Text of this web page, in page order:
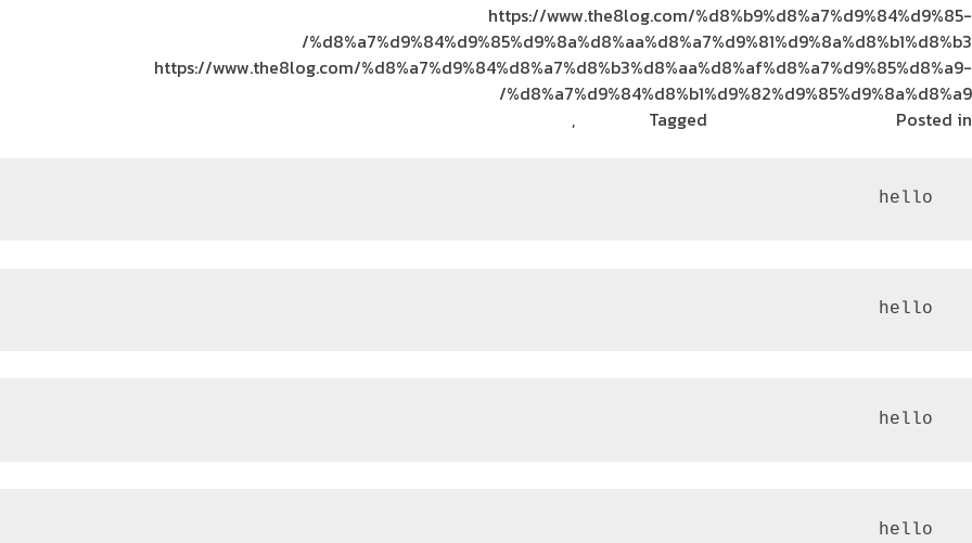
https://www.the8log.com/%d8%b9%d8%a7%d9%84%d9%85-
%d8%a7%d9%84%d9%85%d9%8a%d8%aa%d8%a7%d9%81%d9%8a%d8%b1%d8%b3/
https://www.the8log.com/%d8%a7%d9%84%d8%a7%d8%b3%d8%aa%d8%af%d8%a7%d9%85%d8%a9-
%d8%a7%d9%84%d8%b1%d9%82%d9%85%d9%8a%d8%a9/
Posted in
Tagged
,